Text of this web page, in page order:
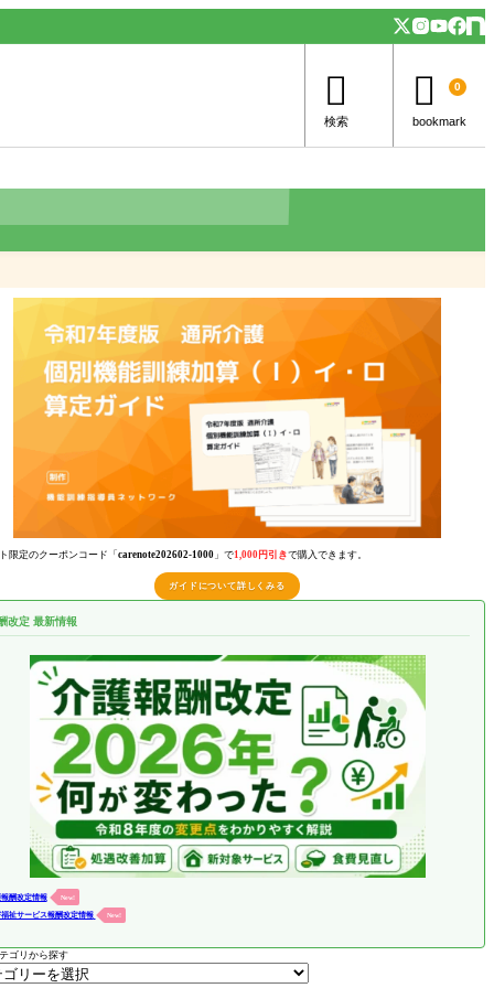

検索
 0
bookmark
限定のクーポンコード「 carenote202602-1000 」で1,000円引きで購入できます。
ガイドについて詳しくみる
改定 最新情報
酬改定情報 New!
祉サービス報酬改定情報 New!
ゴリから探す